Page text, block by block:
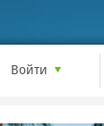
Войти